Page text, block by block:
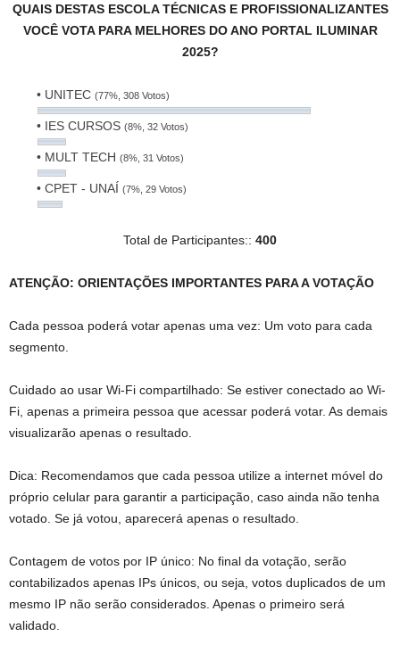
QUAIS DESTAS ESCOLA TÉCNICAS E PROFISSIONALIZANTES
VOCÊ VOTA PARA MELHORES DO ANO PORTAL ILUMINAR
2025?
• UNITEC (77%, 308 Votos)
• IES CURSOS (8%, 32 Votos)
• MULT TECH (8%, 31 Votos)
• CPET - UNAÍ (7%, 29 Votos)
Total de Participantes:: 400
ATENÇÃO: ORIENTAÇÕES IMPORTANTES PARA A VOTAÇÃO
Cada pessoa poderá votar apenas uma vez: Um voto para cada
segmento.
Cuidado ao usar Wi-Fi compartilhado: Se estiver conectado ao Wi-
Fi, apenas a primeira pessoa que acessar poderá votar. As demais
visualizarão apenas o resultado.
Dica: Recomendamos que cada pessoa utilize a internet móvel do
próprio celular para garantir a participação, caso ainda não tenha
votado. Se já votou, aparecerá apenas o resultado.
Contagem de votos por IP único: No final da votação, serão
contabilizados apenas IPs únicos, ou seja, votos duplicados de um
mesmo IP não serão considerados. Apenas o primeiro será
validado.